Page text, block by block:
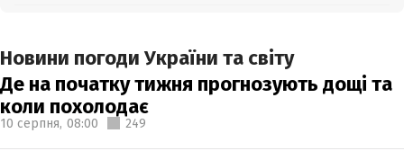
Новини погоди України та світу
Де на початку тижня прогнозують дощі та
коли похолодає
10 серпня, 08:00 249